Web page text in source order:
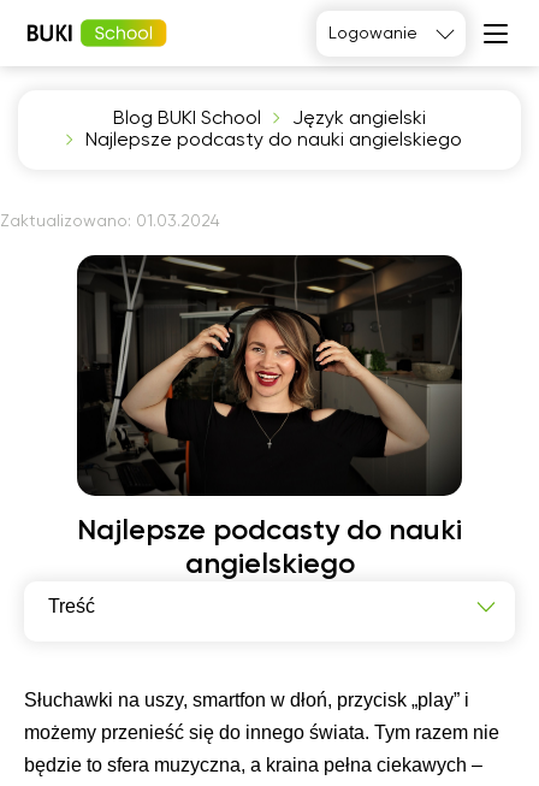
Matematyka
Biologia
Język
angielski
Język
hiszpański
Logowanie
Blog BUKI School
Język angielski
Najlepsze podcasty do nauki angielskiego
Zaktualizowano: 01.03.2024
Najlepsze podcasty do nauki
angielskiego
Treść
Jakie podcasty warto wybierać?
Lista najlepszych podcastów do nauki języka
angielskiego
Słuchawki na uszy, smartfon w dłoń, przycisk „play” i
możemy przenieść się do innego świata. Tym razem nie
będzie to sfera muzyczna, a kraina pełna ciekawych –